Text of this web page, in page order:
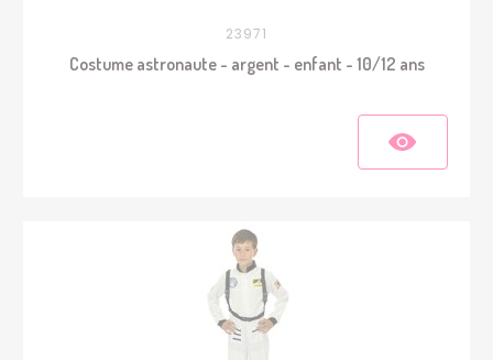
23971
Costume astronaute - argent - enfant - 10/12 ans